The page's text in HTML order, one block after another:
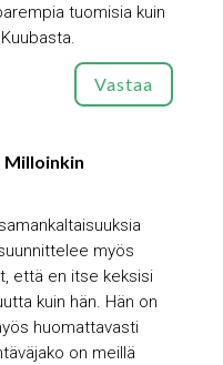
tuomisia kuin
Vastaa
Milloinkin
myös
että en itse keksisi
kuin hän. Hän on
huomattavasti
on meillä